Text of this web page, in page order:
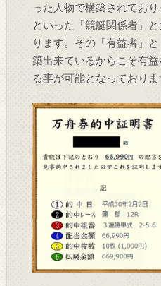
った人物で構築されてお
といった「競艇関係者」
ります。その「有益者」
築出来ているからこそ有
る事が可能となっておりま